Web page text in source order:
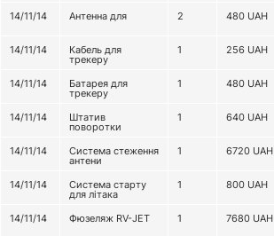
14/11/14
Антенна для 2 480 UAH
14/11/14
Кабель для
трекеру
1 256 UAH
14/11/14
Батарея для
трекеру
1 480 UAH
14/11/14
Штатив
поворотки
1 640 UAH
14/11/14
Система стеження
антени
1 6720 UAH
14/11/14
Система старту
для літака
1 800 UAH
14/11/14
Фюзеляж RV-JET 1 7680 UAH